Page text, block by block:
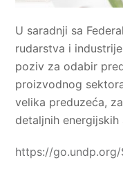
U saradnji sa
rudarstva i
poziv za odabir
proizvodnog
velika preduzeća,
detaljnih
https://go.undp.org/